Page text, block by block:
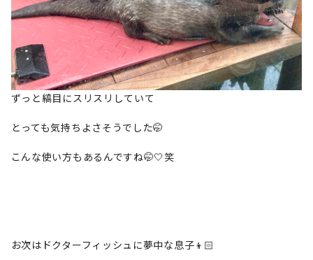
ずっと縞目にスリスリしていて
とっても気持ちよさそうでした🤭
こんな使い方もあるんですね🤭🤍笑
お次はドクターフィッシュに夢中な息子👦🏻